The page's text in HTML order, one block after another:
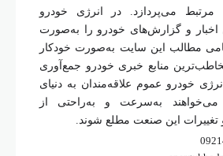
می‌پردازد. در انرژی خودرو
اخبار و گزارش‌های خودرو را به‌صورت
تمامی مطالب این سایت به‌صورت خودکار
منابع خبری خودرو جمع‌آوری
خودرو عموم علاقه‌مندان به دنیای
به‌سرعت و به‌راحتی از
تغییرات این صنعت مطلع شوند.